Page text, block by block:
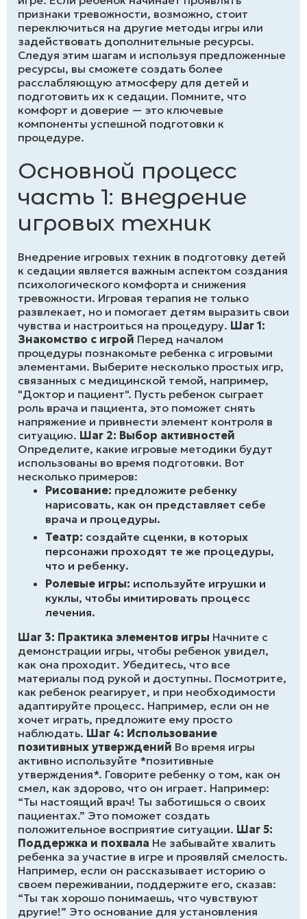
признаки тревожности, возможно, стоит
переключиться на другие методы игры или
задействовать дополнительные ресурсы.
Следуя этим шагам и используя предложенные
ресурсы, вы сможете создать более
расслабляющую атмосферу для детей и
подготовить их к седации. Помните, что
комфорт и доверие — это ключевые
компоненты успешной подготовки к
процедуре.
Основной процесс
часть 1: внедрение
игровых техник
Внедрение игровых техник в подготовку детей
к седации является важным аспектом создания
психологического комфорта и снижения
тревожности. Игровая терапия не только
развлекает, но и помогает детям выразить свои
чувства и настроиться на процедуру. Шаг 1:
Знакомство с игрой Перед началом
процедуры познакомьте ребенка с игровыми
элементами. Выберите несколько простых игр,
связанных с медицинской темой, например,
"Доктор и пациент". Пусть ребенок сыграет
роль врача и пациента, это поможет снять
напряжение и привнести элемент контроля в
ситуацию. Шаг 2: Выбор активностей
Определите, какие игровые методики будут
использованы во время подготовки. Вот
несколько примеров:
Рисование: предложите ребенку
нарисовать, как он представляет себе
врача и процедуры.
Театр: создайте сценки, в которых
персонажи проходят те же процедуры,
что и ребенку.
Ролевые игры: используйте игрушки и
куклы, чтобы имитировать процесс
лечения.
Шаг 3: Практика элементов игры Начните с
демонстрации игры, чтобы ребенок увидел,
как она проходит. Убедитесь, что все
материалы под рукой и доступны. Посмотрите,
как ребенок реагирует, и при необходимости
адаптируйте процесс. Например, если он не
хочет играть, предложите ему просто
наблюдать. Шаг 4: Использование
позитивных утверждений Во время игры
активно используйте *позитивные
утверждения*. Говорите ребенку о том, как он
смел, как здорово, что он играет. Например:
“Ты настоящий врач! Ты заботишься о своих
пациентах.” Это поможет создать
положительное восприятие ситуации. Шаг 5:
Поддержка и похвала Не забывайте хвалить
ребенка за участие в игре и проявляй смелость.
Например, если он рассказывает историю о
своем переживании, поддержите его, сказав:
“Ты так хорошо понимаешь, что чувствуют
другие!” Это основание для установления